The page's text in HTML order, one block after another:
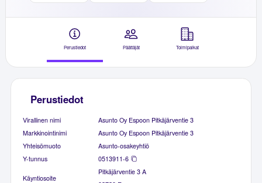
Perustiedot Päättäjät Toimipaikat
Perustiedot
Virallinen nimi
Asunto Oy Espoon Pitkäjärventie 3
Markkinointinimi
Asunto Oy Espoon Pitkäjärventie 3
Yhteisömuoto
Asunto-osakeyhtiö
Y-tunnus
0513911-6
Käyntiosoite
Pitkäjärventie 3 A